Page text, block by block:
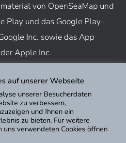
von OpenSeaMap und
Play und das Google Play-
Inc. sowie das App
Apple Inc.
auf unserer Webseite
unserer Besucherdaten
zu verbessern,
und Ihnen ein
zu bieten. Für weitere
uns verwendeten Cookies öffnen